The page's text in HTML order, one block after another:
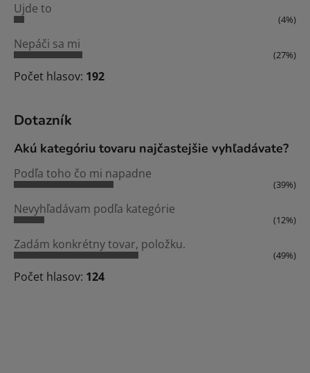
Ujde to
(4%)
Nepáči sa mi
(27%)
Počet hlasov: 192
Dotazník
Akú kategóriu tovaru najčastejšie vyhľadávate?
Podľa toho čo mi napadne
(39%)
Nevyhľadávam podľa kategórie
(12%)
Zadám konkrétny tovar, položku.
(49%)
Počet hlasov: 124